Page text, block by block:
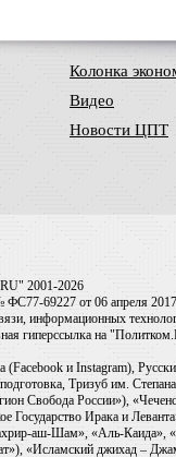
Колонка
Видео
Новости ЦПТ
2001-2026
ФС77-69227 от 06 апреля
информационных
гиперссылка на
и Instagram),
Тризуб им.
Свобода России»),
Государство Ирака и
аш-Шам», «Аль-
«Исламский джихад –